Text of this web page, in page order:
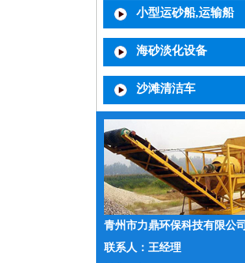
小型运砂船,运输船
海砂淡化设备
沙滩清洁车
青州市力鼎环保科技有限公司
联系人：王经理